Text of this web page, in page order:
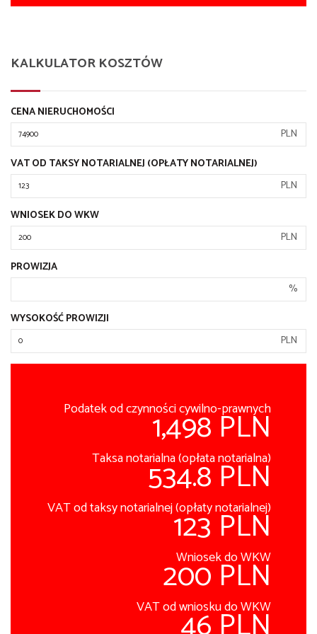
KALKULATOR KOSZTÓW
CENA NIERUCHOMOŚCI
PLN
VAT OD TAKSY NOTARIALNEJ (OPŁATY NOTARIALNEJ)
PLN
WNIOSEK DO WKW
PLN
PROWIZJA
%
WYSOKOŚĆ PROWIZJI
PLN
Podatek od czynności cywilno-prawnych
1,498 PLN
Taksa notarialna (opłata notarialna)
534.8 PLN
VAT od taksy notarialnej (opłaty notarialnej)
123 PLN
Wniosek do WKW
200 PLN
VAT od wniosku do WKW